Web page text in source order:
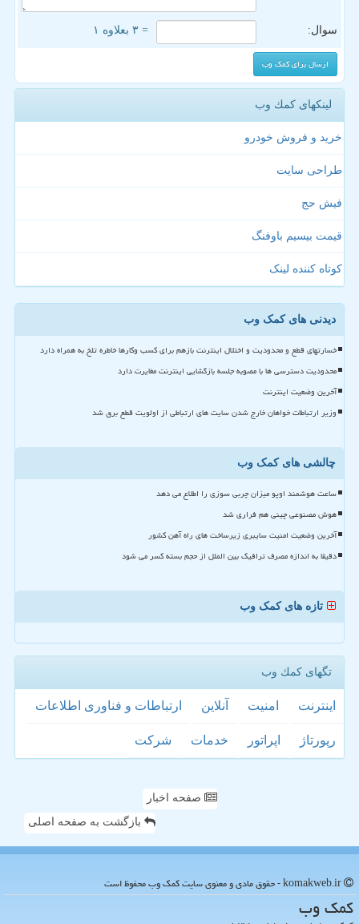
سوال: = ۳ بعلاوه ۱
لینکهای كمك وب
خرید و فروش خودرو
طراحی سایت
فیش حج
قیمت بیسیم باوفنگ
کوتاه کننده لینک
دیدنی های کمک وب
خسارتهای قطع و محدودیت و اختلال اینترنت بازهم برای کسب وکارها خاطره تلخ به همراه دارد
محدودیت دسترسی ها با مصوبه جلسه بازگشایی اینترنت مغایرت دارد
آخرین وضعیت اینترنت
وزیر ارتباطات خواهان خارج شدن سایت های ارتباطی از اولویت قطع برق شد
چالشی های کمک وب
ساعت هوشمند اوپو میزان چربی سوزی را اطلاع می دهد
هوش مصنوعی چینی هم فراری شد
آخرین وضعیت امنیت سایبری زیرساخت های راه آهن کشور
دقیقا به اندازه مصرف ترافیک بین الملل از حجم بسته کسر می شود
تازه های کمک وب
تگهای كمك وب
اینترنت امنیت آنلاین ارتباطات و فناوری اطلاعات
رپورتاژ اپراتور خدمات شركت
صفحه اخبار
بازگشت به صفحه اصلی
كمك وب